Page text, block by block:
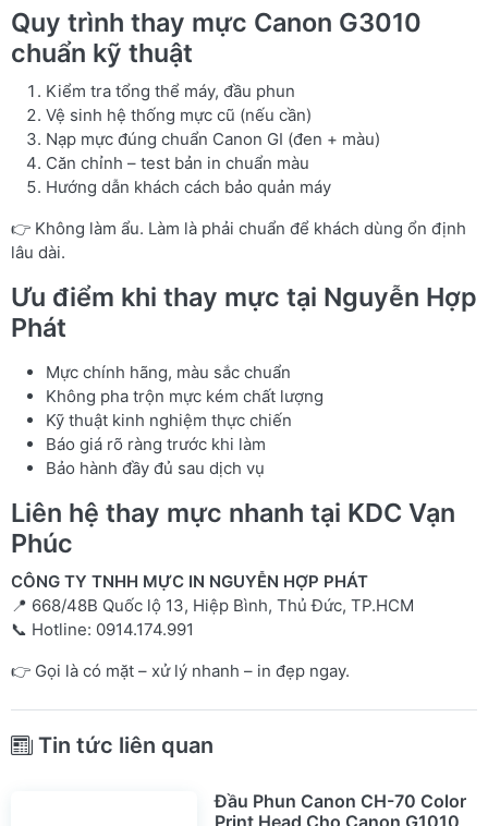
Quy trình thay mực Canon G3010
chuẩn kỹ thuật
Kiểm tra tổng thể máy, đầu phun
Vệ sinh hệ thống mực cũ (nếu cần)
Nạp mực đúng chuẩn Canon GI (đen + màu)
Căn chỉnh – test bản in chuẩn màu
Hướng dẫn khách cách bảo quản máy
👉 Không làm ẩu. Làm là phải chuẩn để khách dùng ổn định
lâu dài.
Ưu điểm khi thay mực tại Nguyễn Hợp
Phát
Mực chính hãng, màu sắc chuẩn
Không pha trộn mực kém chất lượng
Kỹ thuật kinh nghiệm thực chiến
Báo giá rõ ràng trước khi làm
Bảo hành đầy đủ sau dịch vụ
Liên hệ thay mực nhanh tại KDC Vạn
Phúc
CÔNG TY TNHH MỰC IN NGUYỄN HỢP PHÁT
📍 668/48B Quốc lộ 13, Hiệp Bình, Thủ Đức, TP.HCM
📞 Hotline: 0914.174.991
👉 Gọi là có mặt – xử lý nhanh – in đẹp ngay.
Tin tức liên quan
Đầu Phun Canon CH-70 Color
Print Head Cho Canon G1010